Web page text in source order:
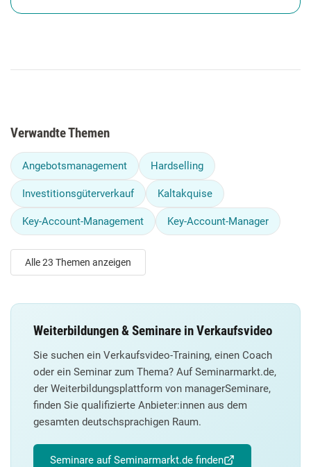
Verwandte Themen
Angebotsmanagement Hardselling
Investitionsgüterverkauf Kaltakquise
Key-Account-Management Key-Account-Manager
Alle 23 Themen anzeigen
Weiterbildungen & Seminare in Verkaufsvideo
Sie suchen ein Verkaufsvideo-Training, einen Coach
oder ein Seminar zum Thema? Auf Seminarmarkt.de,
der Weiterbildungsplattform von managerSeminare,
finden Sie qualifizierte Anbieter:innen aus dem
gesamten deutschsprachigen Raum.
Seminare auf Seminarmarkt.de finden